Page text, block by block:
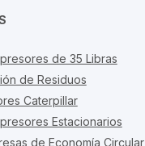
de 35 Libras
de Residuos
Caterpillar
Estacionarios
de Economía Circular